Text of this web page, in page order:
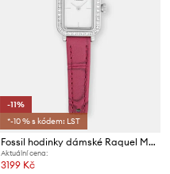
-11%
*-10 % s kódem: LST
Fossil hodinky dámské Raquel Mini
Aktuální cena:
3199 Kč